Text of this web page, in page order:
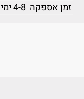
זמן אספקה 4-8 ימי עסקים